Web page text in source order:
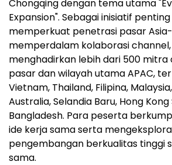
Chongqing dengan tema utama
Expansion". Sebagai inisiatif
memperkuat penetrasi pasar
memperdalam kolaborasi
menghadirkan lebih dari 500 mitra
pasar dan wilayah utama APAC,
Vietnam, Thailand, Filipina,
Australia, Selandia Baru, Hong Kong
Bangladesh. Para peserta
ide kerja sama serta
pengembangan berkualitas tinggi
sama.